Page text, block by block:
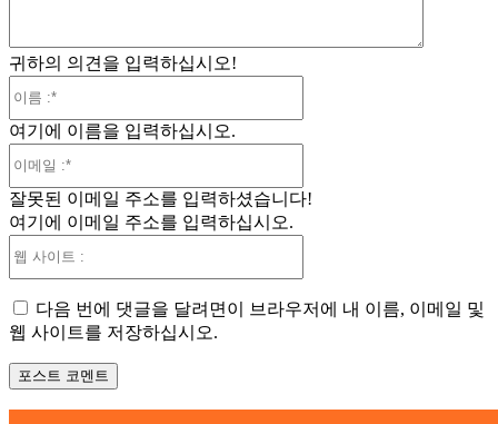
귀하의 의견을 입력하십시오!
여기에 이름을 입력하십시오.
일
잘못된 이메일 주소를 입력하셨습니다!
여기에 이메일 주소를 입력하십시오.
트
다음 번에 댓글을 달려면이 브라우저에 내 이름, 이메일 및
웹 사이트를 저장하십시오.